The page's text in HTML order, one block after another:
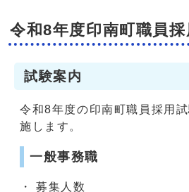
令和8年度印南町職員
試験案内
令和8年度の印南町職員採用
施します。
一般事務職
・ 募集人数